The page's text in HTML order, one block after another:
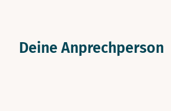
Deine Anprechperson